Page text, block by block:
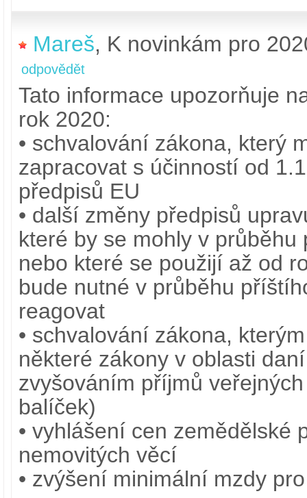
Mareš, K novinkám pro
odpovědět
Tato informace upozorňuje
rok 2020:
• schvalování zákona, který
zapracovat s účinností od
předpisů EU
• další změny předpisů
které by se mohly v
nebo které se použijí až od
bude nutné v průběhu
reagovat
• schvalování zákona,
některé zákony v oblasti
zvyšováním příjmů
balíček)
• vyhlášení cen zemědělské
nemovitých věcí
• zvýšení minimální mzdy